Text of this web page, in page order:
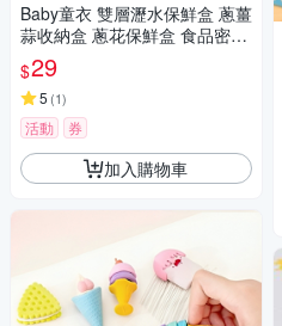
Baby童衣 雙層瀝水保鮮盒 蔥薑
蒜收納盒 蔥花保鮮盒 食品密封
盒 蔬果瀝水收納盒 11819
$29
5 (1)
活動 券
加入購物車